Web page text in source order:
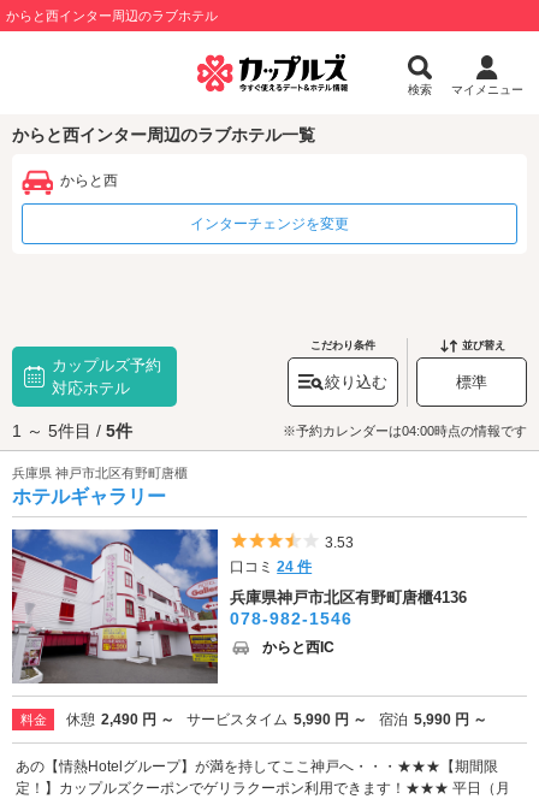
からと西インター周辺のラブホテル
検索 マイメニュー
からと西インター周辺のラブホテル一覧
からと西
インターチェンジを変更
カップルズ予約
対応ホテル
こだわり条件
絞り込む
並び替え
標準
1 ～ 5件目 / 5件 ※予約カレンダーは04:00時点の情報です
兵庫県 神戸市北区有野町唐櫃
ホテルギャラリー
5つ星のうち3.5
3.53
口コミ24 件
兵庫県神戸市北区有野町唐櫃4136
078-982-1546
からと西IC
料金 休憩 2,490 円 ～ サービスタイム 5,990 円 ～ 宿泊 5,990 円 ～
あの【情熱Hotelグループ】が満を持してここ神戸へ・・・★★★【期間限
定！】カップルズクーポンでゲリラクーポン利用できます！★★★ 平日（月